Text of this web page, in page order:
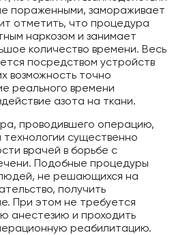
пораженными, замораживает
отметить, что процедура
наркозом и занимает
количество времени. Весь
посредством устройств
возможность точно
реального времени
азота на ткани.
проводившего операцию,
технологии существенно
врачей в борьбе с
Подобные процедуры
не решающихся на
получить
При этом не требуется
анестезию и проходить
реабилитацию.